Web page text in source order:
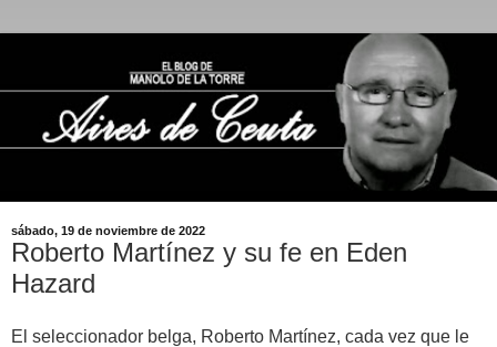
sábado, 19 de noviembre de 2022
Roberto Martínez y su fe en Eden
Hazard
El seleccionador belga, Roberto Martínez, cada vez que le